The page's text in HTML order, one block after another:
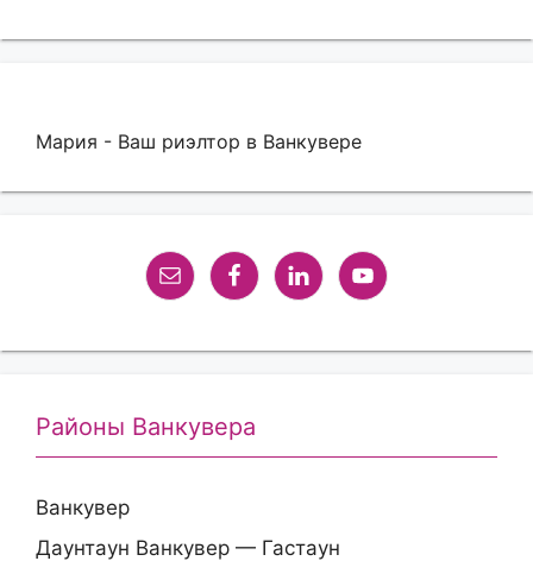
Мария - Ваш риэлтор в Ванкувере
Районы Ванкувера
Ванкувер
Даунтаун Ванкувер — Гастаун